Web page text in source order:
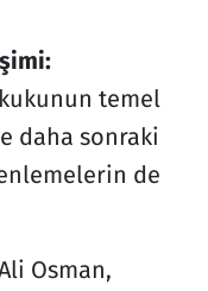
temel
daha sonraki
de
Osman,